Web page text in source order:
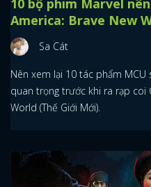
10 bộ phim Marvel
America: Brave New
Sa Cát
Nên xem lại 10 tác phẩm
quan trọng trước khi ra rạp coi
World (Thế Giới Mới).